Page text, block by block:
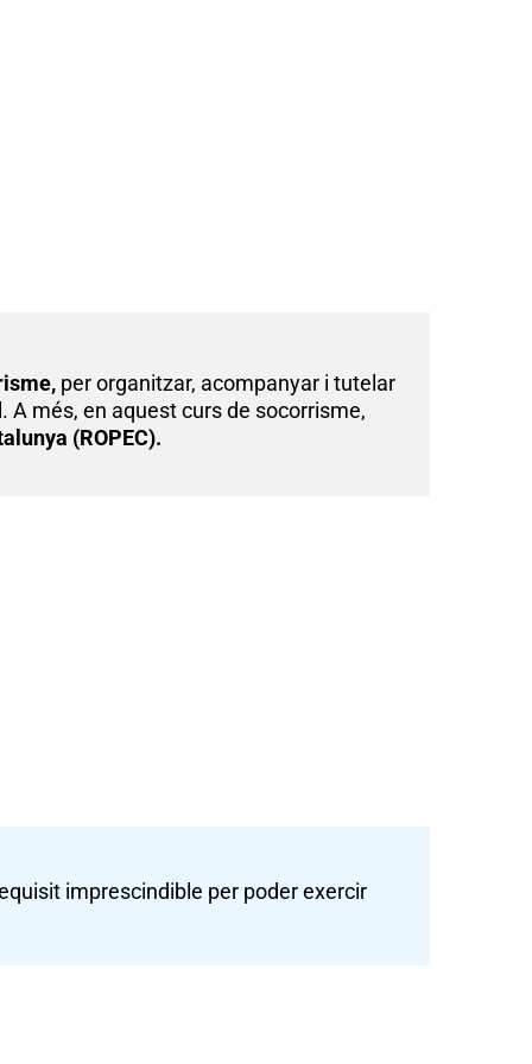
per organitzar, acompanyar i tutelar
A més, en aquest curs de socorrisme,
(ROPEC).
imprescindible per poder exercir